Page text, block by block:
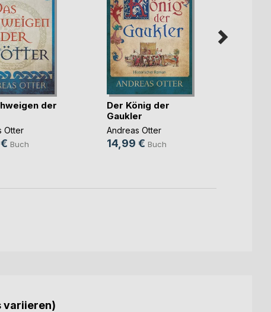
der
Otter
Buch
Der König der
Gaukler
Andreas Otter
14,99 € Buch
variieren)